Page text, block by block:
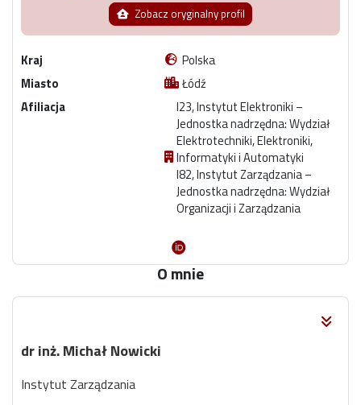
Zobacz oryginalny profil
Kraj
Polska
Miasto
Łódź
Afiliacja
I23, Instytut Elektroniki –
Jednostka nadrzędna: Wydział
Elektrotechniki, Elektroniki,
Informatyki i Automatyki
I82, Instytut Zarządzania –
Jednostka nadrzędna: Wydział
Organizacji i Zarządzania
O mnie
dr inż. Michał Nowicki
Instytut Zarządzania